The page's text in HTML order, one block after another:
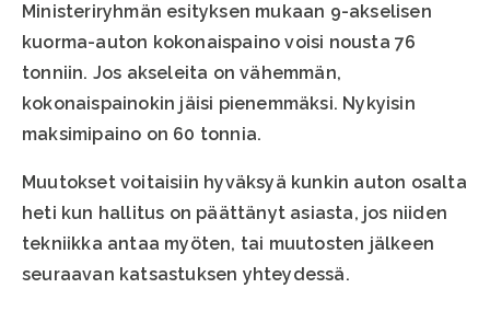
Ministeriryhmän esityksen mukaan 9-akselisen
kuorma-auton kokonaispaino voisi nousta 76
tonniin. Jos akseleita on vähemmän,
kokonaispainokin jäisi pienemmäksi. Nykyisin
maksimipaino on 60 tonnia.
Muutokset voitaisiin hyväksyä kunkin auton osalta
heti kun hallitus on päättänyt asiasta, jos niiden
tekniikka antaa myöten, tai muutosten jälkeen
seuraavan katsastuksen yhteydessä.